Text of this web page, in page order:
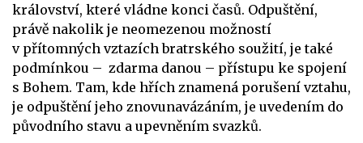
království, které vládne konci časů. Odpuštění,
právě nakolik je neomezenou možností
v přítomných vztazích bratrského soužití, je také
podmínkou – zdarma danou – přístupu ke spojení
s Bohem. Tam, kde hřích znamená porušení vztahu,
je odpuštění jeho znovunavázáním, je uvedením do
původního stavu a upevněním svazků.